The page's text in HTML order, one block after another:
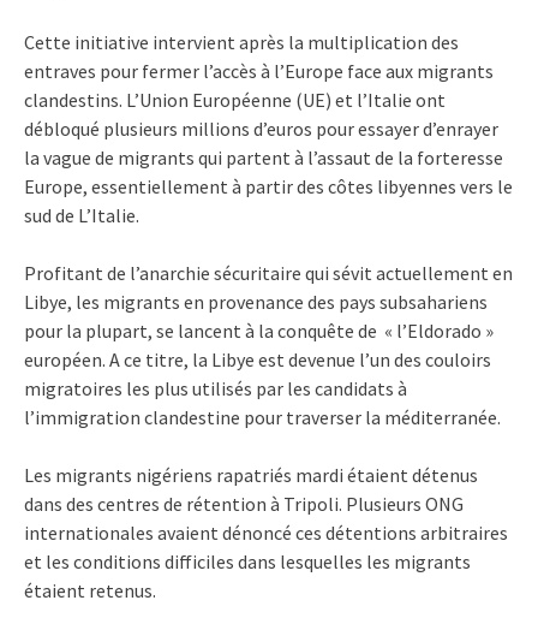
Cette initiative intervient après la multiplication des
entraves pour fermer l’accès à l’Europe face aux migrants
clandestins. L’Union Européenne (UE) et l’Italie ont
débloqué plusieurs millions d’euros pour essayer d’enrayer
la vague de migrants qui partent à l’assaut de la forteresse
Europe, essentiellement à partir des côtes libyennes vers le
sud de L’Italie.
Profitant de l’anarchie sécuritaire qui sévit actuellement en
Libye, les migrants en provenance des pays subsahariens
pour la plupart, se lancent à la conquête de « l’Eldorado »
européen. A ce titre, la Libye est devenue l’un des couloirs
migratoires les plus utilisés par les candidats à
l’immigration clandestine pour traverser la méditerranée.
Les migrants nigériens rapatriés mardi étaient détenus
dans des centres de rétention à Tripoli. Plusieurs ONG
internationales avaient dénoncé ces détentions arbitraires
et les conditions difficiles dans lesquelles les migrants
étaient retenus.